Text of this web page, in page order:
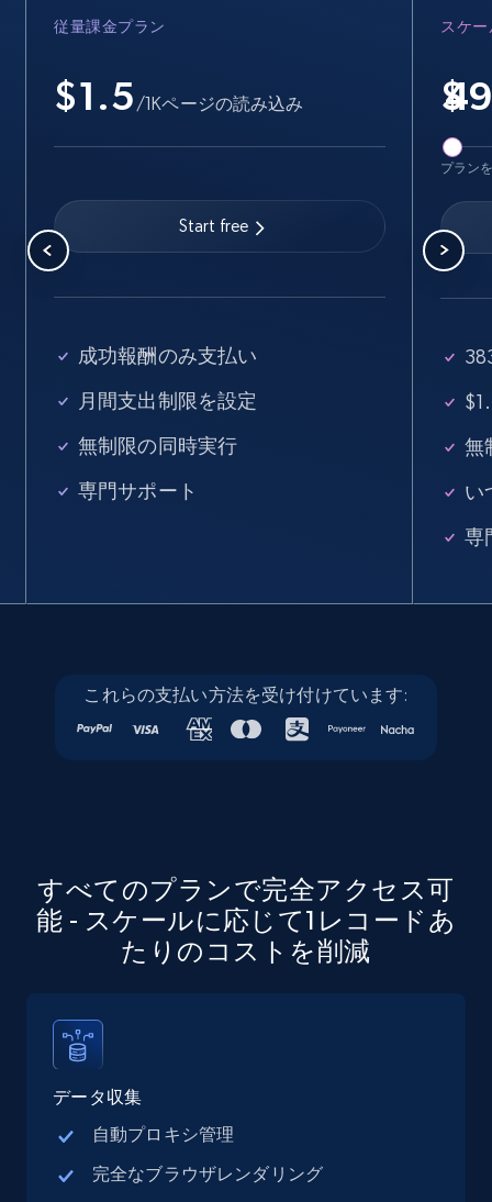
15.3K+
URL, Job posting id, Job title, Company name,
Company id, Job location, Job summary, Job
seniority level, and more.
Linkedin job listings information - Discover
jobs by company URL
URL, Job posting id, Job title, Company name,
Company id, Job location, Job summary, Job
Google Maps full information
Place id, URL, Country, Name, Category,
Google Maps full information - discover
records by location search
Address, Description, Business details, and
more.
13.2K+
従量課金プラン
$1.5 /1Kページの読み込み
Start free
成功報酬のみ支払い
月間支出制限を設定
無制限の同時実行
専門サポート
スケー
$
プラン
無
い
専
これらの支払い方法を受け付けています:
すべてのプランで完全アクセス可
能 - スケールに応じて1レコードあ
たりのコストを削減
データ収集
自動プロキシ管理
完全なブラウザレンダリング